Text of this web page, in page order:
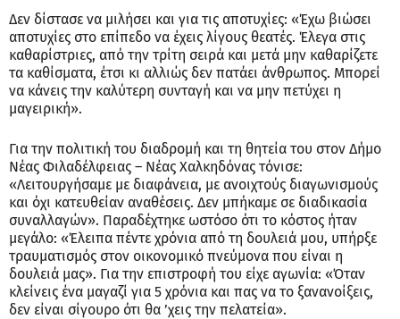
Δεν δίστασε να μιλήσει και για τις αποτυχίες: «Έχω βιώσει
αποτυχίες στο επίπεδο να έχεις λίγους θεατές. Έλεγα στις
καθαρίστριες, από την τρίτη σειρά και μετά μην καθαρίζετε
τα καθίσματα, έτσι κι αλλιώς δεν πατάει άνθρωπος. Μπορεί
να κάνεις την καλύτερη συνταγή και να μην πετύχει η
μαγειρική».
Για την πολιτική του διαδρομή και τη θητεία του στον Δήμο
Νέας Φιλαδέλφειας – Νέας Χαλκηδόνας τόνισε:
«Λειτουργήσαμε με διαφάνεια, με ανοιχτούς διαγωνισμούς
και όχι κατευθείαν αναθέσεις. Δεν μπήκαμε σε διαδικασία
συναλλαγών». Παραδέχτηκε ωστόσο ότι το κόστος ήταν
μεγάλο: «Έλειπα πέντε χρόνια από τη δουλειά μου, υπήρξε
τραυματισμός στον οικονομικό πνεύμονα που είναι η
δουλειά μας». Για την επιστροφή του είχε αγωνία: «Όταν
κλείνεις ένα μαγαζί για 5 χρόνια και πας να το ξανανοίξεις,
δεν είναι σίγουρο ότι θα ’χεις την πελατεία».